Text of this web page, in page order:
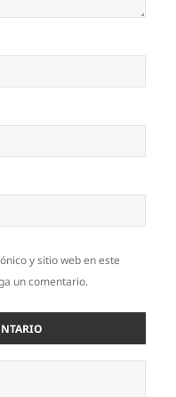
y sitio web en este
un comentario.